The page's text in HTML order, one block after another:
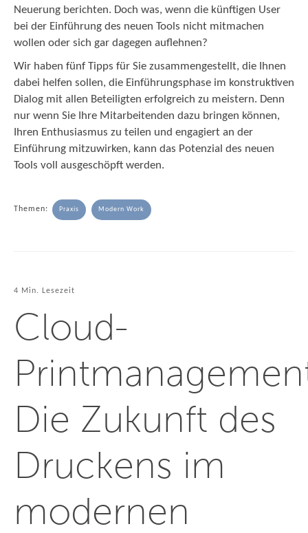
Neuerung berichten. Doch was, wenn die künftigen User
bei der Einführung des neuen Tools nicht mitmachen
wollen oder sich gar dagegen auflehnen?
Wir haben fünf Tipps für Sie zusammengestellt, die Ihnen
dabei helfen sollen, die Einführungsphase im konstruktiven
Dialog mit allen Beteiligten erfolgreich zu meistern. Denn
nur wenn Sie Ihre Mitarbeitenden dazu bringen können,
Ihren Enthusiasmus zu teilen und engagiert an der
Einführung mitzuwirken, kann das Potenzial des neuen
Tools voll ausgeschöpft werden.
Themen: Praxis Modern Work
4 Min. Lesezeit
Cloud-
Die Zukunft des
Druckens im
modernen